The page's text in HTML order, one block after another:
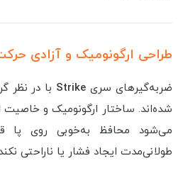
طراحی ارگونومیک و آزادی
ضربه‌گیرهای سری Strike با در نظر
شده‌اند. ساختار ارگونومیک و خاصیت
می‌شود محافظ به‌خوبی روی پا
طولانی‌مدت ایجاد فشار یا ناراحتی